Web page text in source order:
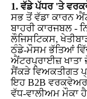
1. ਵੱਡੇ ਪੱਧਰ 'ਤੇ
ਸਭ ਤੋਂ ਵੱਡਾ ਕਾਰਨ
ਬਾਹਰੀ ਕਾਰਜਬਲ -
ਲੌਜਿਸਟਿਕਸ,
ਠੰਡੇ-ਮੌਸਮ ਭੱਤਿਆਂ
ਐਂਟਰਪ੍ਰਾਈਜ਼ ਖਾਤਾ
ਸੈਂਕੜੇ ਵਿਅਕਤੀਗਤ
ਇਹ B2B ਵਰਕਵੇਅਰ
ਵੱਧ-ਵਾਲੀਅਮ ਮੌਕਾ